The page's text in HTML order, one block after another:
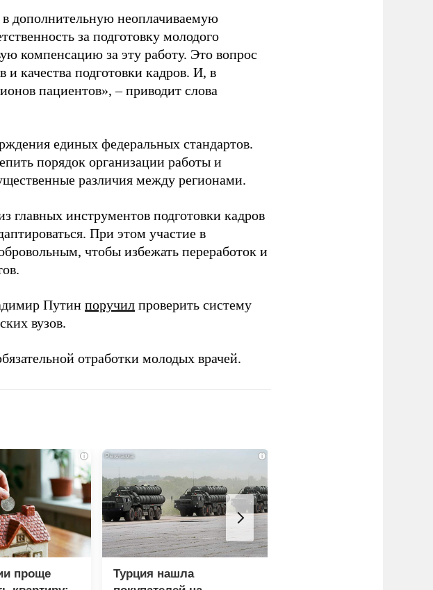
дополнительную неоплачиваемую
за подготовку молодого
компенсацию за эту работу. Это вопрос
качества подготовки кадров. И, в
пациентов», – приводит слова
единых федеральных стандартов.
порядок организации работы и
различия между регионами.
главных инструментов подготовки кадров
При этом участие в
чтобы избежать переработок и
Путин поручил проверить систему
вузов.
отработки молодых врачей.
i
проще
i
Турция нашла